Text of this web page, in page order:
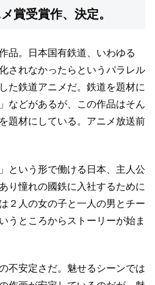
賞受賞作、決定。
品。
日本国有鉄道、いわゆる
されなかったらという パラレル
た鉄道アニメだ。 鉄道を題材に
などがあるが、
この作品はそん
題材にしている。 アニメ放送前
という形で働ける日本、 主人公
り憧れの國鉄に入社するために
２人の女の子と一人の男とチー
うところからストーリーが始ま
不安定さだ。 魅せるシーンでは